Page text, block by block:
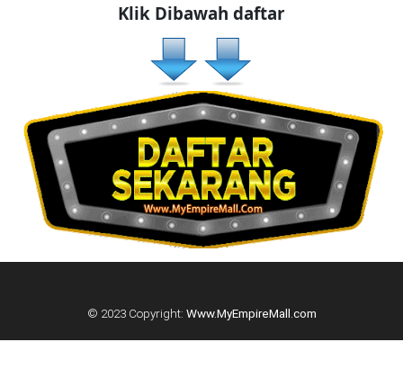
Klik Dibawah daftar
ARTIKEL(14)
PEMBORONG(2)
© 2023 Copyright: Www.MyEmpireMall.com